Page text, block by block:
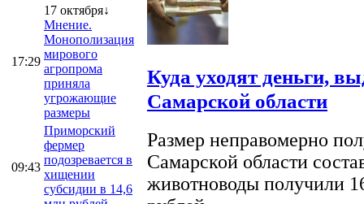
17:29
17 октября↓
Мнение.
Монополизация
мирового
агропрома
приняла
угрожающие
размеры
09:43
Приморский
фермер
подозревается в
хищении
субсидии в 14,6
Куда уходят деньги,
Самарской области
Размер неправомерно
Самарской области
животноводы получили